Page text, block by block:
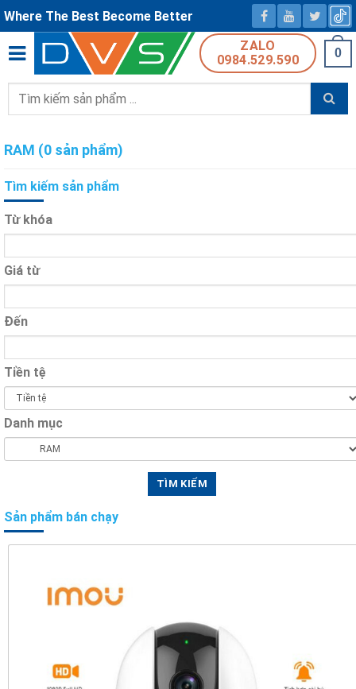
Where The Best Become Better
ZALO
0984.529.590
0
Tìm
kiếm:
RAM (0 sản phẩm)
Tìm kiếm sản phẩm
Từ khóa
Giá từ
Đến
Tiền tệ
Danh mục
Sản phẩm bán chạy